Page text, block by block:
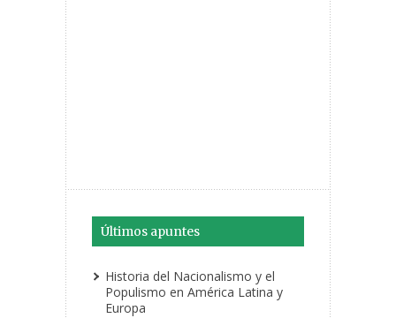
Últimos apuntes
Historia del Nacionalismo y el
Populismo en América Latina y
Europa